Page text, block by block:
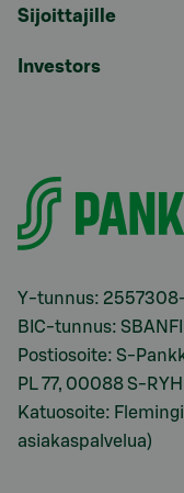
Sijoittajille
Investors
Y-tunnus:
BIC-tunnus:
Postiosoite: S-
PL 77, 00088 S-
Katuosoite:
asiakaspalvelua)